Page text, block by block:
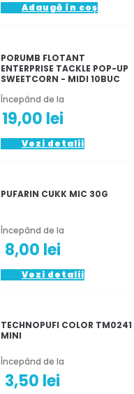
Adaugă în coș
PORUMB FLOTANT
ENTERPRISE TACKLE POP-UP
SWEETCORN - MIDI 10BUC
Începând de la
19,00 lei
Vezi detaliiAcest
mai
alese
PUFARIN CUKK MIC 30G
Începând de la
8,00 lei
Vezi detaliiAcest
mai
TECHNOPUFI COLOR TM0241
MINI
Începând de la
3,50 lei